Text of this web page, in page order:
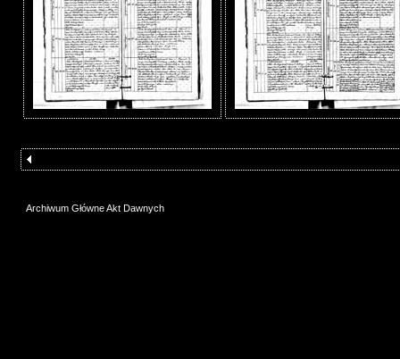
Archiwum Główne Akt Dawnych